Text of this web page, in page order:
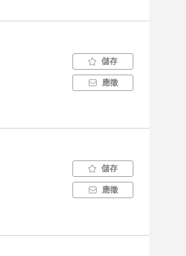
儲存
應徵
儲存
應徵